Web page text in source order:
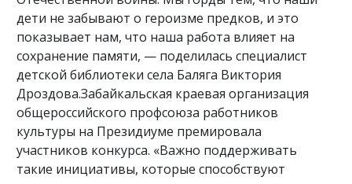
дети не забывают о героизме предков, и это
показывает нам, что наша работа влияет на
сохранение памяти, — поделилась специалист
детской библиотеки села Баляга Виктория
Дроздова.Забайкальская краевая организация
общероссийского профсоюза работников
культуры на Президиуме премировала
участников конкурса. «Важно поддерживать
такие инициативы, которые способствуют